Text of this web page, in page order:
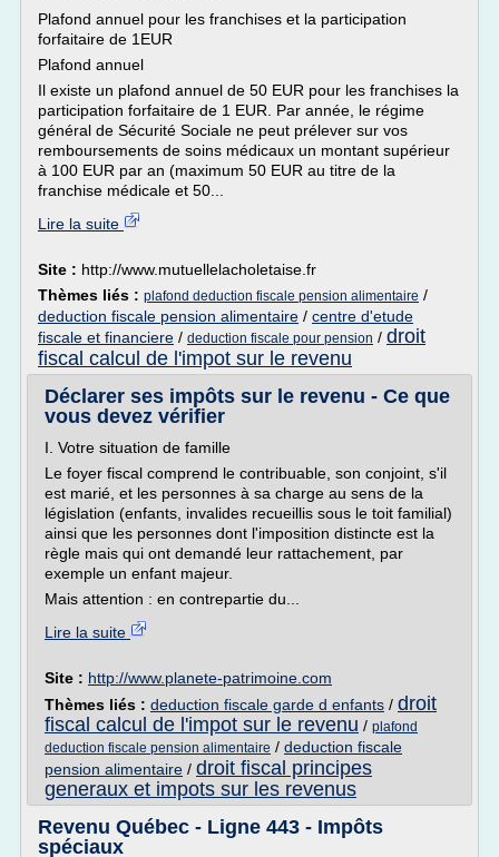
Plafond annuel pour les franchises et la participation
forfaitaire de 1EUR
Plafond annuel
Il existe un plafond annuel de 50 EUR pour les franchises la
participation forfaitaire de 1 EUR. Par année, le régime
général de Sécurité Sociale ne peut prélever sur vos
remboursements de soins médicaux un montant supérieur
à 100 EUR par an (maximum 50 EUR au titre de la
franchise médicale et 50...
Lire la suite
Site : http://www.mutuellelacholetaise.fr
Thèmes liés : plafond deduction fiscale pension alimentaire /
deduction fiscale pension alimentaire / centre d'etude
fiscale et financiere / deduction fiscale pour pension / droit
fiscal calcul de l'impot sur le revenu
Déclarer ses impôts sur le revenu - Ce que
vous devez vérifier
I. Votre situation de famille
Le foyer fiscal comprend le contribuable, son conjoint, s'il
est marié, et les personnes à sa charge au sens de la
législation (enfants, invalides recueillis sous le toit familial)
ainsi que les personnes dont l'imposition distincte est la
règle mais qui ont demandé leur rattachement, par
exemple un enfant majeur.
Mais attention : en contrepartie du...
Lire la suite
Site : http://www.planete-patrimoine.com
Thèmes liés : deduction fiscale garde d enfants / droit
fiscal calcul de l'impot sur le revenu / plafond
deduction fiscale pension alimentaire / deduction fiscale
pension alimentaire / droit fiscal principes
generaux et impots sur les revenus
Revenu Québec - Ligne 443 - Impôts
spéciaux